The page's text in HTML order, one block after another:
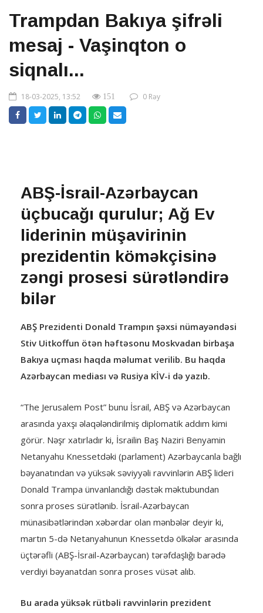
Trampdan Bakıya şifrəli
mesaj - Vaşinqton o
siqnalı...
18-03-2025, 13:52 151 0 Rəy
ABŞ-İsrail-Azərbaycan
üçbucağı qurulur; Ağ Ev
liderinin müşavirinin
prezidentin köməkçisinə
zəngi prosesi sürətləndirə
bilər
ABŞ Prezidenti Donald Trampın şəxsi nümayəndəsi
Stiv Uitkoffun ötən həftəsonu Moskvadan birbaşa
Bakıya uçması haqda məlumat verilib. Bu haqda
Azərbaycan mediası və Rusiya KİV-i də yazıb.
“The Jerusalem Post” bunu İsrail, ABŞ və Azərbaycan
arasında yaxşı əlaqələndirilmiş diplomatik addım kimi
görür. Nəşr xatırladır ki, İsrailin Baş Naziri Benyamin
Netanyahu Knessetdəki (parlament) Azərbaycanla bağlı
bəyanatından və yüksək səviyyəli ravvinlərin ABŞ lideri
Donald Trampa ünvanlandığı dəstək məktubundan
sonra proses sürətlənib. İsrail-Azərbaycan
münasibətlərindən xəbərdar olan mənbələr deyir ki,
martın 5-də Netanyahunun Knessetdə ölkələr arasında
üçtərəfli (ABŞ-İsrail-Azərbaycan) tərəfdaşlığı barədə
verdiyi bəyanatdan sonra proses vüsət alıb.
Bu arada yüksək rütbəli ravvinlərin prezident